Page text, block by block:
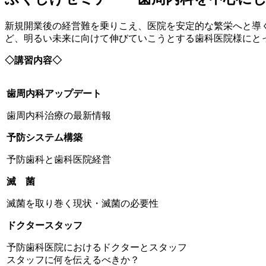
新規開業後の経営難を乗りこえ、医院を安定的な繁栄へと
ど、明るい未来に向けて伸びていこうとする歯科医院様にと
◇講習内容◇
歯周内科アップデート
歯周内科治療の最新情報
予防システム構築
予防歯科と歯科医院経営
滅 菌
滅菌を取り巻く現状・滅菌の必要性
ドクタースタッフ
予防歯科医院におけるドクターとスタッフ
スタッフに何を伝えるべきか？